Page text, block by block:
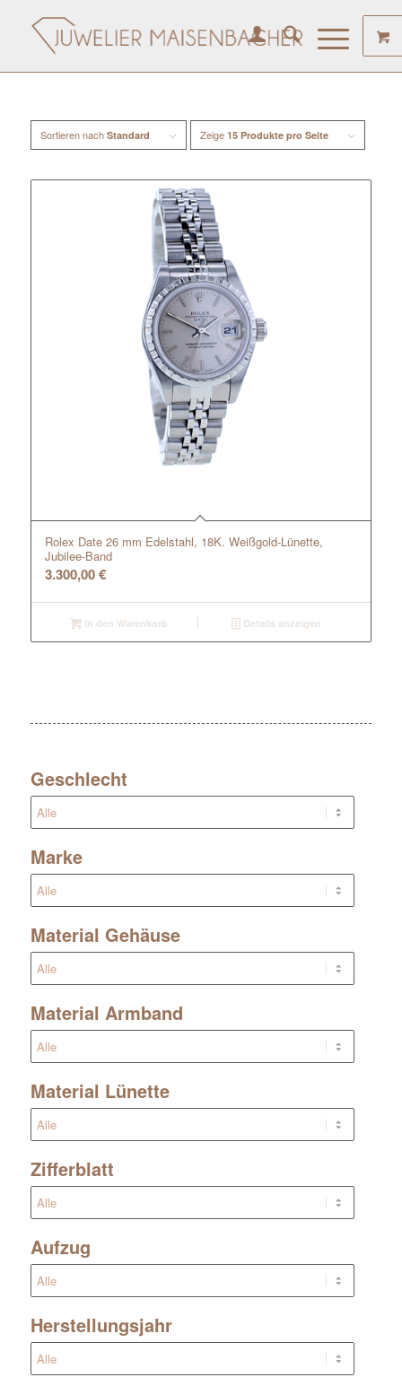
Sortieren nach Standard Zeige 15 Produkte pro Seite
Rolex Date 26 mm Edelstahl, 18K. Weißgold-Lünette,
Jubilee-Band
3.300,00€
In den Warenkorb Details anzeigen
Geschlecht
Marke
Material Gehäuse
Material Armband
Material Lünette
Zifferblatt
Aufzug
Herstellungsjahr